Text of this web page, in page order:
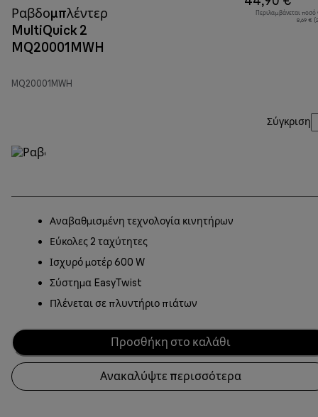
Ραβδομπλέντερ
MultiQuick 2
MQ20001MWH
MQ20001MWH
Περιλαμβάνεται
8,69 €
Σύγκριση
Αναβαθμισμένη τεχνολογία κινητήρων
Εύκολες 2 ταχύτητες
Ισχυρό μοτέρ 600 W
Σύστημα EasyTwist
Πλένεται σε πλυντήριο πιάτων
Προσθήκη στο καλάθι
Ανακαλύψτε περισσότερα